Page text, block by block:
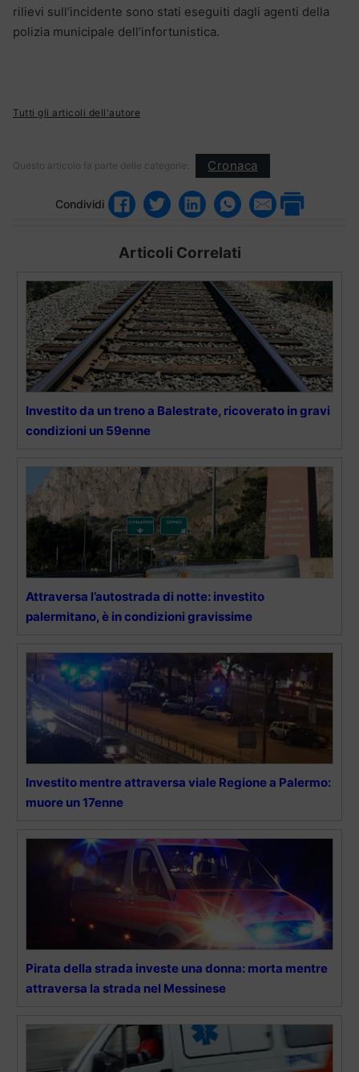
rilievi sull’incidente sono stati eseguiti dagli agenti della
polizia municipale dell’infortunistica.
Tutti gli articoli dell'autore
Questo articolo fa parte delle categorie: Cronaca
Condividi
Articoli Correlati
Investito da un treno a Balestrate, ricoverato in gravi
condizioni un 59enne
Attraversa l’autostrada di notte: investito
palermitano, è in condizioni gravissime
Investito mentre attraversa viale Regione a Palermo:
muore un 17enne
Pirata della strada investe una donna: morta mentre
attraversa la strada nel Messinese